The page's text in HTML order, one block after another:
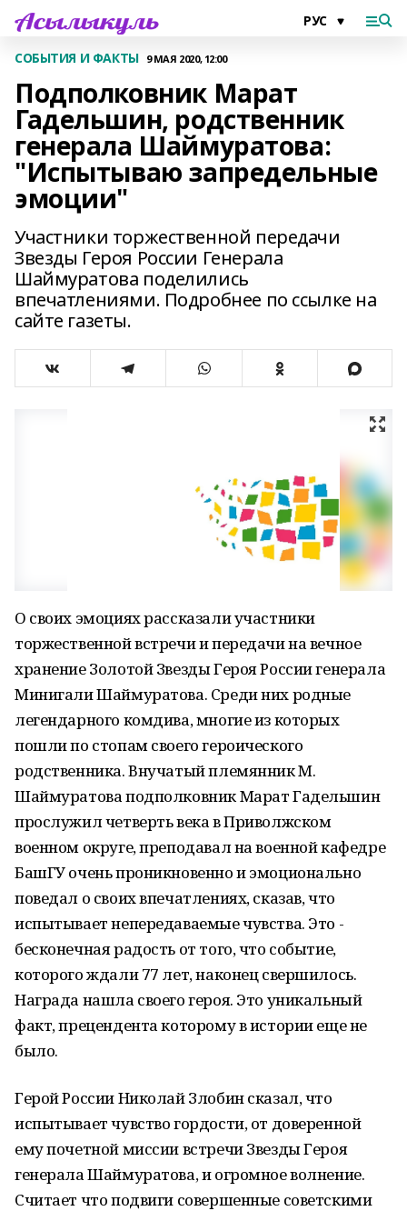
СОБЫТИЯ И ФАКТЫ 9 МАЯ 2020, 12:00
Подполковник Марат
Гадельшин, родственник
генерала Шаймуратова:
"Испытываю запредельные
эмоции"
Участники торжественной передачи
Звезды Героя России Генерала
Шаймуратова поделились
впечатлениями. Подробнее по ссылке на
сайте газеты.
О своих эмоциях рассказали участники
торжественной встречи и передачи на вечное
хранение Золотой Звезды Героя России генерала
Минигали Шаймуратова. Среди них родные
легендарного комдива, многие из которых
пошли по стопам своего героического
родственника. Внучатый племянник М.
Шаймуратова подполковник Марат Гадельшин
прослужил четверть века в Приволжском
военном округе, преподавал на военной кафедре
БашГУ очень проникновенно и эмоционально
поведал о своих впечатлениях, сказав, что
испытывает непередаваемые чувства. Это -
бесконечная радость от того, что событие,
которого ждали 77 лет, наконец свершилось.
Награда нашла своего героя. Это уникальный
факт, прецендента которому в истории еще не
было.
Герой России Николай Злобин сказал, что
испытывает чувство гордости, от доверенной
ему почетной миссии встречи Звезды Героя
генерала Шаймуратова, и огромное волнение.
Считает что подвиги совершенные советскими